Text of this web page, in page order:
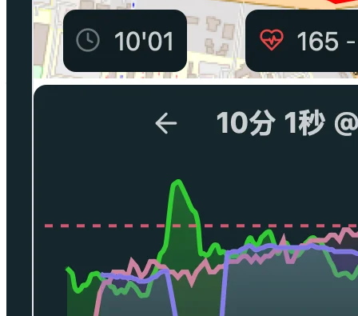
15种语言
整个应用支持15种语言，自动匹配设备语言。
你的数据，你的设备
所有数据都保存在本地。加密云备份可选。
先制定一份计划，跑一次试试，再决定。